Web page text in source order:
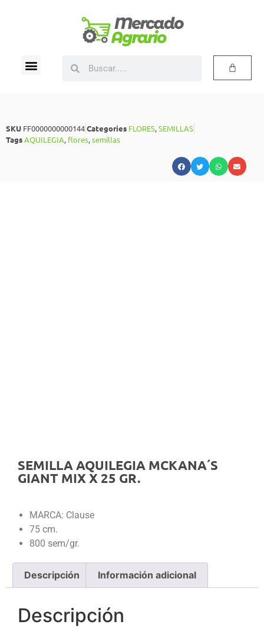
SKU FF0000000000144Categories FLORES,SEMILLAS
TagsAQUILEGIA, flores,semillas
SEMILLA AQUILEGIA MCKANA´S
GIANT MIX X 25 GR.
MARCA: Clause
75 cm.
800 sem/gr.
Descripción Información adicional
Descripción